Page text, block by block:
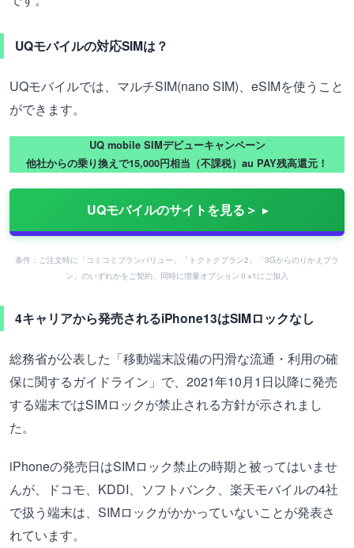
UQモバイルの対応SIMは？
UQモバイルでは、マルチSIM(nano SIM)、eSIMを使うこと
ができます。
UQ mobile SIMデビューキャンペーン
他社からの乗り換えで15,000円相当（不課税）au PAY残高還元！
UQモバイルのサイトを見る＞
条件：ご注文時に「コミコミプランバリュー」「トクトクプラン2」「3Gからのりかえプラ
ン」のいずれかをご契約、同時に増量オプションⅡ※1にご加入
4キャリアから発売されるiPhone13はSIMロックなし
総務省が公表した「移動端末設備の円滑な流通・利用の確
保に関するガイドライン」で、2021年10月1日以降に発売
する端末ではSIMロックが禁止される方針が示されまし
た。
iPhoneの発売日はSIMロック禁止の時期と被ってはいませ
んが、ドコモ、KDDI、ソフトバンク、楽天モバイルの4社
で扱う端末は、SIMロックがかかっていないことが発表さ
れています。